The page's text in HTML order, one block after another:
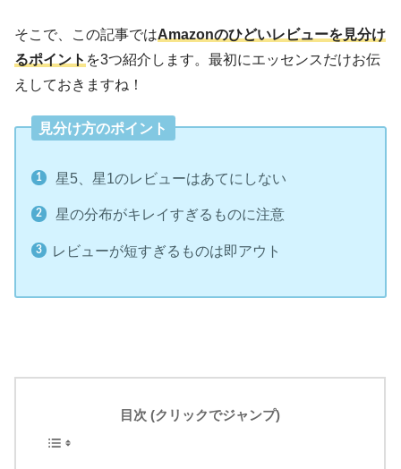
そこで、この記事ではAmazonのひどいレビューを見分け
るポイント を3つ紹介します。最初にエッセンスだけお伝
えしておきますね！
見分け方のポイント
星5、星1のレビューはあてにしない
星の分布がキレイすぎるものに注意
レビューが短すぎるものは即アウト
目次 (クリックでジャンプ)